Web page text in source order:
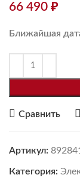
66 490 ₽
Ближайшая
Сравнить
Артикул: 892841
Категория: